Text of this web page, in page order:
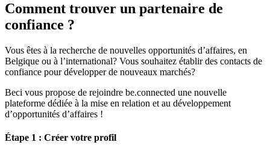
Comment trouver un partenaire de
confiance ?
Vous êtes à la recherche de nouvelles opportunités d’affaires, en
Belgique ou à l’international? Vous souhaitez établir des contacts de
confiance pour développer de nouveaux marchés?
Beci vous propose de rejoindre be.connected une nouvelle
plateforme dédiée à la mise en relation et au développement
d’opportunités d’affaires !
Étape 1 : Créer votre profil